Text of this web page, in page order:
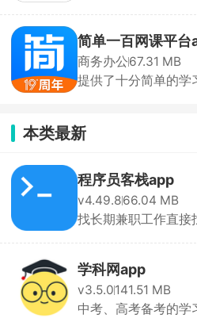
简单一百网课平台
商务办公67.31 MB
提供了十分简单的学
本类最新
程序员客栈app
v4.49.866.04 MB
找长期兼职工作直接
学科网app
v3.5.0141.51 MB
中考、高考备考的学